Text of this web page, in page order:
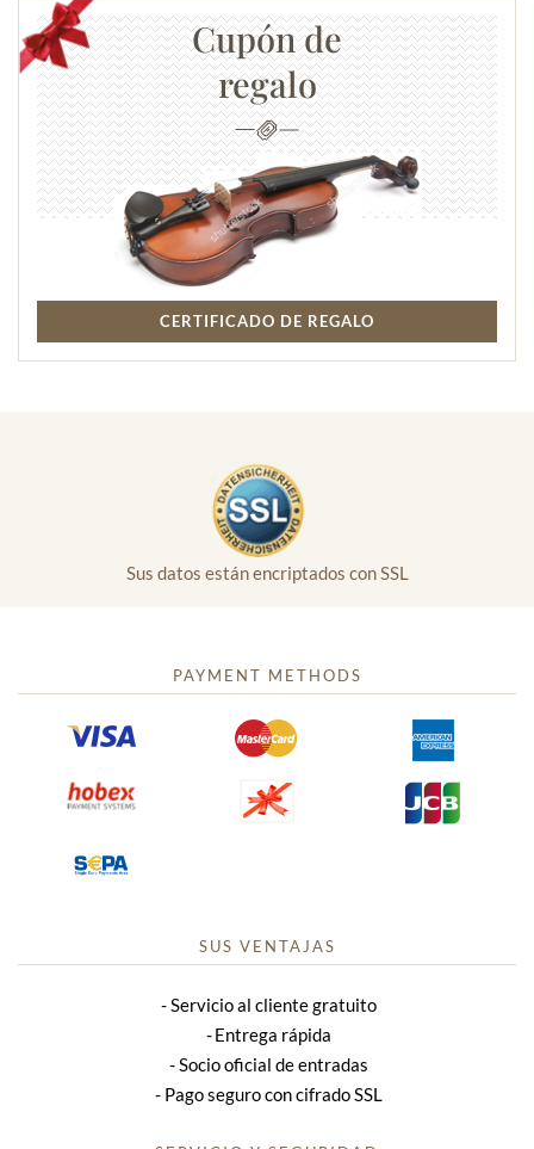
Cupón de
regalo
CERTIFICADO DE REGALO
Sus datos están encriptados con SSL
PAYMENT METHODS
SUS VENTAJAS
Servicio al cliente gratuito
Entrega rápida
Socio oficial de entradas
Pago seguro con cifrado SSL